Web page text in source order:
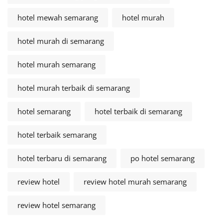
hotel mewah semarang hotel murah
hotel murah di semarang
hotel murah semarang
hotel murah terbaik di semarang
hotel semarang hotel terbaik di semarang
hotel terbaik semarang
hotel terbaru di semarang po hotel semarang
review hotel review hotel murah semarang
review hotel semarang